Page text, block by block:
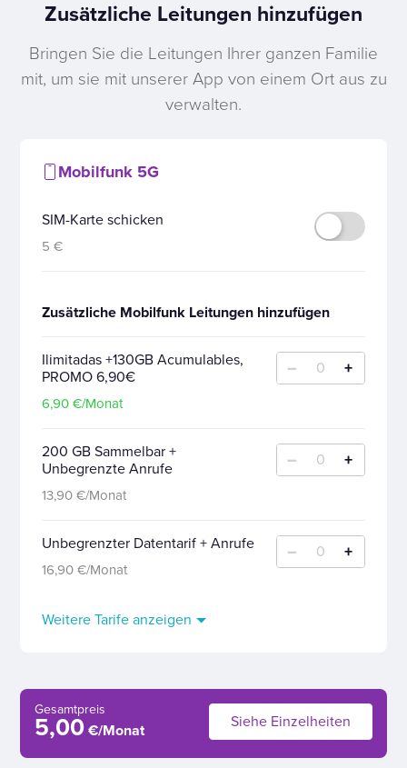
Zusätzliche Leitungen hinzufügen
Bringen Sie die Leitungen Ihrer ganzen Familie
mit, um sie mit unserer App von einem Ort aus zu
verwalten.
Mobilfunk 5G
SIM-Karte schicken
5 €
Zusätzliche Mobilfunk Leitungen hinzufügen
Ilimitadas +130GB Acumulables,
PROMO 6,90€
6,90 €/Monat
– 0 +
200 GB Sammelbar +
Unbegrenzte Anrufe
13,90 €/Monat
– 0 +
Unbegrenzter Datentarif + Anrufe
16,90 €/Monat
– 0 +
Weitere Tarife anzeigen
Gesamtpreis
5,00 €/Monat Siehe Einzelheiten